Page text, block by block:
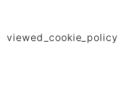
viewed_cookie_policy